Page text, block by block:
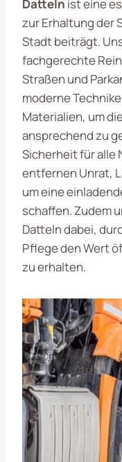
Datteln ist eine
zur Erhaltung der
Stadt beiträgt.
fachgerechte
Straßen und
moderne
Materialien, um
ansprechend zu
Sicherheit für alle
entfernen Unrat,
um eine
schaffen. Zudem
Datteln dabei,
Pflege den Wert
zu erhalten.